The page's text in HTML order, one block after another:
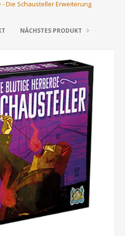
Die Schausteller Erweiterung
NÄCHSTES PRODUKT